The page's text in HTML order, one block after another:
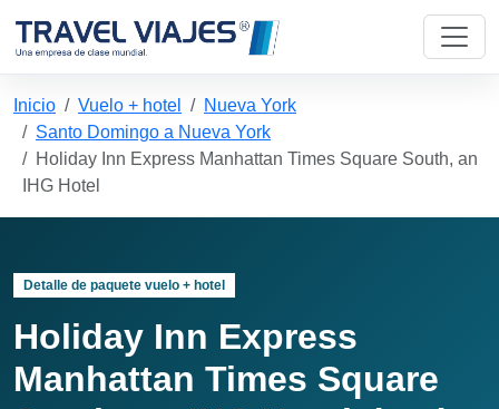
Inicio Vuelo + hotel
Nueva York
Santo Domingo a Nueva York
Holiday Inn Express Manhattan Times Square South, an
IHG Hotel
Detalle de paquete vuelo + hotel
Holiday Inn Express
Manhattan Times Square